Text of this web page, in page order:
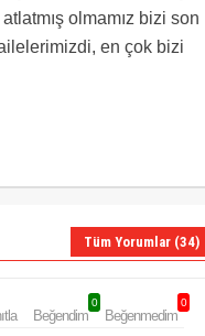
olmamız bizi son
en çok bizi
Tüm Yorumlar (34)
Beğendim
0
Beğenmedim
0